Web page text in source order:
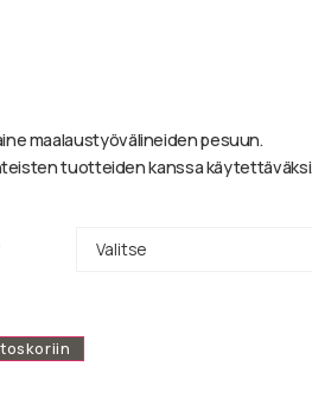
maalaustyövälineiden pesuun.
tuotteiden kanssa käytettäväksi.